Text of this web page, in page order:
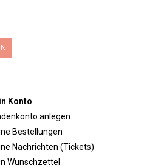
Konto
anlegen
Bestellungen
Nachrichten (Tickets)
Wunschzettel